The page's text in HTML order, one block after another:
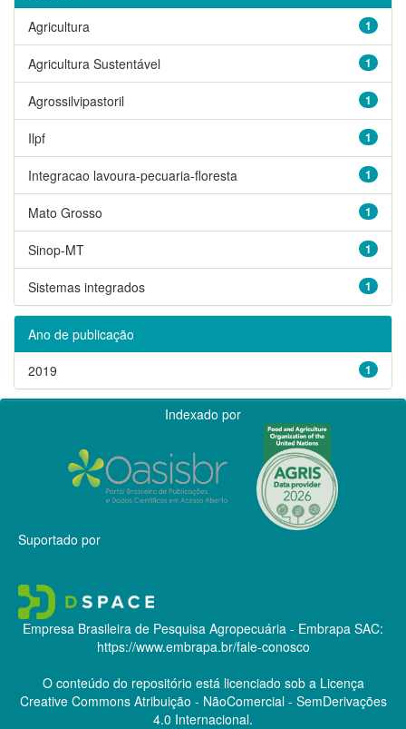
1
Agricultura
1
Agricultura Sustentável
1
Agrossilvipastoril
1
Ilpf
1
Integracao lavoura-pecuaria-floresta
1
Mato Grosso
1
Sinop-MT
1
Sistemas integrados
Ano de publicação
1
2019
Indexado por
Suportado por
Empresa Brasileira de Pesquisa Agropecuária - Embrapa SAC:
https://www.embrapa.br/fale-conosco
O conteúdo do repositório está licenciado sob a Licença
Creative CommonsAtribuição - NãoComercial - SemDerivações
4.0 Internacional.